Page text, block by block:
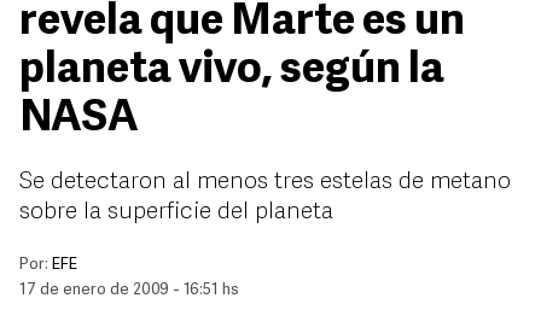
revela que Marte es un
planeta vivo, según la
NASA
Se detectaron al menos tres estelas de metano
sobre la superficie del planeta
Por: EFE
17 de enero de 2009 - 16:51 hs